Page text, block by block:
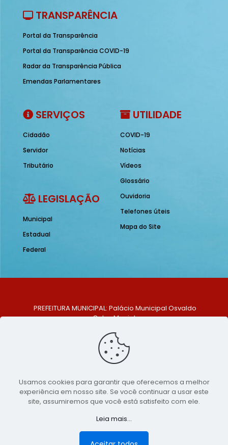
TRANSPARÊNCIA
Portal da Transparência
Portal da Transparência COVID-19
Radar da Transparência Pública
Emendas Parlamentares
SERVIÇOS
Cidadão
Servidor
Tributário
LEGISLAÇÃO
Municipal
Estadual
Federal
UTILIDADE
COVID-19
Notícias
Vídeos
Glossário
Ouvidoria
Telefones úteis
Mapa do Site
PREFEITURA MUNICIPAL: Palácio Municipal Osvaldo
Celso Maciel
Centro, São Bento do Una - PE. CEP: 553370-128
TELEFONE: (81) 99548-1569
E-MAIL: ouvidoria@saobentodouna.pe.gov.br
Copyright 2021-2026 - Assessoria de Comunicação da
Prefeitura de São Bento do Una - PE
Página desenvolvida pela agência de
publicidadeLumusWeb - Agência Digital
Usamos cookies para garantir que oferecemos a melhor
experiência em nosso site. Se você continuar a usar este
site, assumiremos que você está satisfeito com ele.
Leia mais...